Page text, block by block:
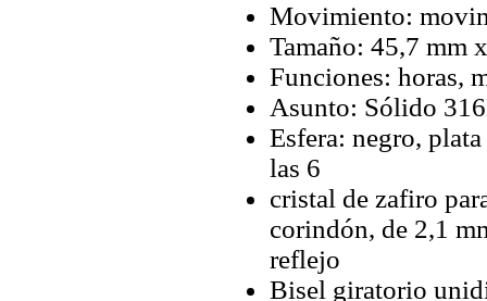
Movimiento:
Tamaño: 45,7 mm
Funciones: horas,
Asunto: Sólido
Esfera: negro,
las 6
cristal de zafiro
corindón, de 2,1
reflejo
Bisel giratorio